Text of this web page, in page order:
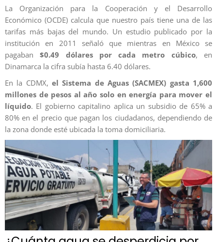
La Organización para la Cooperación y el Desarrollo
Económico (OCDE) calcula que nuestro país tiene una de las
tarifas más bajas del mundo. Un estudio publicado por la
institución en 2011 señaló que mientras en México se
pagaban $0.49 dólares por cada metro cúbico, en
Dinamarca la cifra subía hasta 6.40 dólares.
En la CDMX, el Sistema de Aguas (SACMEX) gasta 1,600
millones de pesos al año solo en energía para mover el
líquido. El gobierno capitalino aplica un subsidio de 65% a
80% en el precio que pagan los ciudadanos, dependiendo de
la zona donde esté ubicada la toma domiciliaria.